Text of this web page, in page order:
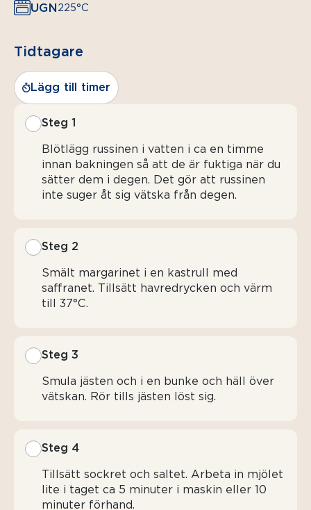
UGN225°C
Tidtagare
Lägg till timer
Steg 1
Blötlägg russinen i vatten i ca en timme
innan bakningen så att de är fuktiga när du
sätter dem i degen. Det gör att russinen
inte suger åt sig vätska från degen.
Steg 2
Smält margarinet i en kastrull med
saffranet. Tillsätt havredrycken och värm
till 37°C.
Steg 3
Smula jästen och i en bunke och häll över
vätskan. Rör tills jästen löst sig.
Steg 4
Tillsätt sockret och saltet. Arbeta in mjölet
lite i taget ca 5 minuter i maskin eller 10
minuter förhand.